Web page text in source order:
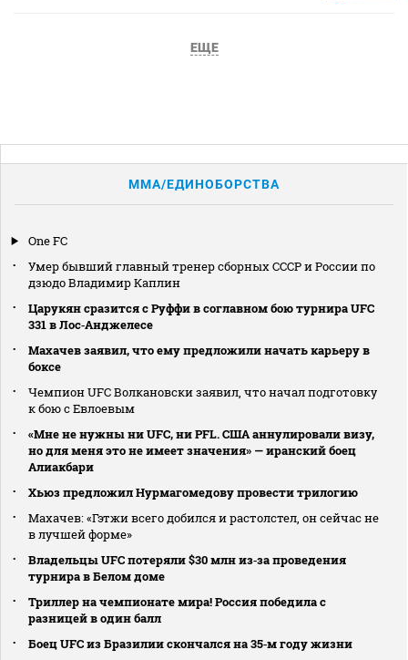
ЕЩЕ
MMA/ЕДИНОБОРСТВА
One FC
Умер бывший главный тренер сборных СССР и России по
дзюдо Владимир Каплин
Царукян сразится с Руффи в соглавном бою турнира UFC
331 в Лос‑Анджелесе
Махачев заявил, что ему предложили начать карьеру в
боксе
Чемпион UFC Волкановски заявил, что начал подготовку
к бою с Евлоевым
«Мне не нужны ни UFC, ни PFL. США аннулировали визу,
но для меня это не имеет значения» — иранский боец
Алиакбари
Хьюз предложил Нурмагомедову провести трилогию
Махачев: «Гэтжи всего добился и растолстел, он сейчас не
в лучшей форме»
Владельцы UFC потеряли $30 млн из‑за проведения
турнира в Белом доме
Триллер на чемпионате мира! Россия победила с
разницей в один балл
Боец UFC из Бразилии скончался на 35‑м году жизни